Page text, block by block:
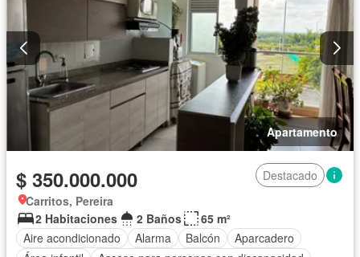
Apartamento
$ 350.000.000
Destacado
Carritos, Pereira
2 Habitaciones
2 Baños
65 m²
Aire acondicionado
Alarma Balcón
Aparcadero